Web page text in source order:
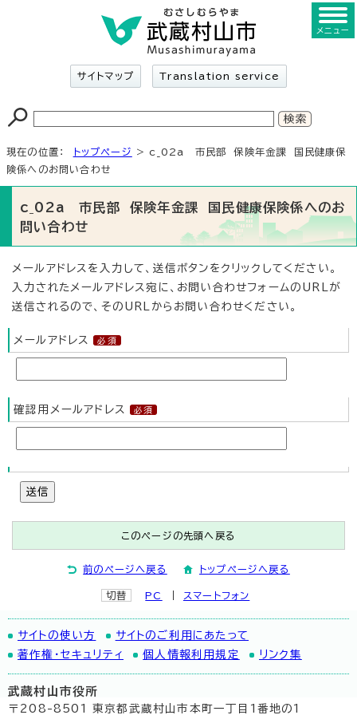
サイトマップ Translation service
メニュー
現在の位置： トップページ
> c_02a 市民部 保険年金課 国民健康保
険係へのお問い合わせ
c_02a 市民部 保険年金課 国民健康保険係へのお
問い合わせ
メールアドレスを入力して、送信ボタンをクリックしてください。
入力されたメールアドレス宛に、お問い合わせフォームのURLが
送信されるので、そのURLからお問い合わせください。
メールアドレス
確認用メールアドレス
送信
このページの先頭へ戻る
前のページへ戻る トップページへ戻る
切替 PC スマートフォン
サイトの使い方
サイトのご利用にあたって
著作権・セキュリティ
個人情報利用規定 リンク集
武蔵村山市役所
〒208-8501 東京都武蔵村山市本町一丁目1番地の1